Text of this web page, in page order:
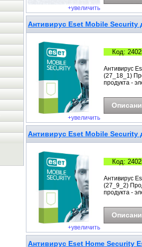
+увеличить
Антивирус Eset Mobile Security
+увеличить
Код:
Антивирус
(27_18_1)
продукта -
Антивирус Eset Mobile Security
+увеличить
Код:
Антивирус
(27_9_2)
продукта -
Антивирус Eset Home Security